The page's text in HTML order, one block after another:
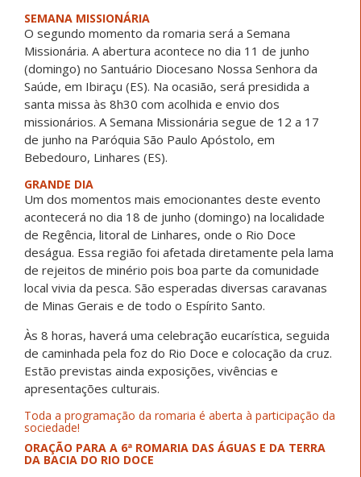
SEMANA MISSIONÁRIA
O segundo momento da romaria será a Semana
Missionária. A abertura acontece no dia 11 de junho
(domingo) no Santuário Diocesano Nossa Senhora da
Saúde, em Ibiraçu (ES). Na ocasião, será presidida a
santa missa às 8h30 com acolhida e envio dos
missionários. A Semana Missionária segue de 12 a 17
de junho na Paróquia São Paulo Apóstolo, em
Bebedouro, Linhares (ES).
GRANDE DIA
Um dos momentos mais emocionantes deste evento
acontecerá no dia 18 de junho (domingo) na localidade
de Regência, litoral de Linhares, onde o Rio Doce
deságua. Essa região foi afetada diretamente pela lama
de rejeitos de minério pois boa parte da comunidade
local vivia da pesca. São esperadas diversas caravanas
de Minas Gerais e de todo o Espírito Santo.
Às 8 horas, haverá uma celebração eucarística, seguida
de caminhada pela foz do Rio Doce e colocação da cruz.
Estão previstas ainda exposições, vivências e
apresentações culturais.
Toda a programação da romaria é aberta à participação da
sociedade!
ORAÇÃO PARA A 6ª ROMARIA DAS ÁGUAS E DA TERRA
DA BACIA DO RIO DOCE